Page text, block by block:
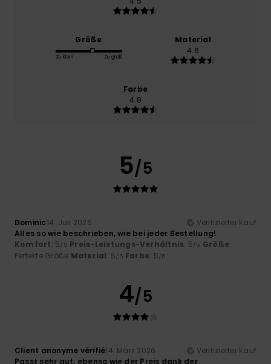
Größe
Zu klein Zu groß
Material
4.6
Farbe
4.8
5/5
Dominic14. Juli 2026
Verifizierter Kauf
Alles so wie beschrieben, wie bei jeder Bestellung!
Komfort: 5/5 Preis-Leistungs-Verhältnis: 5/5 Größe:
Perfekte Größe Material: 5/5 Farbe: 5/5
4/5
Client anonyme vérifié14. März 2026
Verifizierter Kauf
Passt sehr gut, ebenso wie der Preis dank der